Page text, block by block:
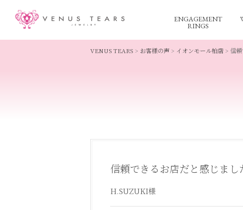
ENGAGEMENT
RINGS
VENUS TEARS > お客様の声 > イオンモール柏店 > 信
信頼できるお店だと感じまし
H.SUZUKI様